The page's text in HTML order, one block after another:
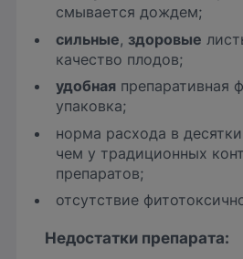
смывается дождем;
сильные, здоровые
качество плодов;
удобнаяпрепаративная
упаковка;
норма расхода в
чем у традиционных
препаратов;
отсутствие
Недостатки препарата: